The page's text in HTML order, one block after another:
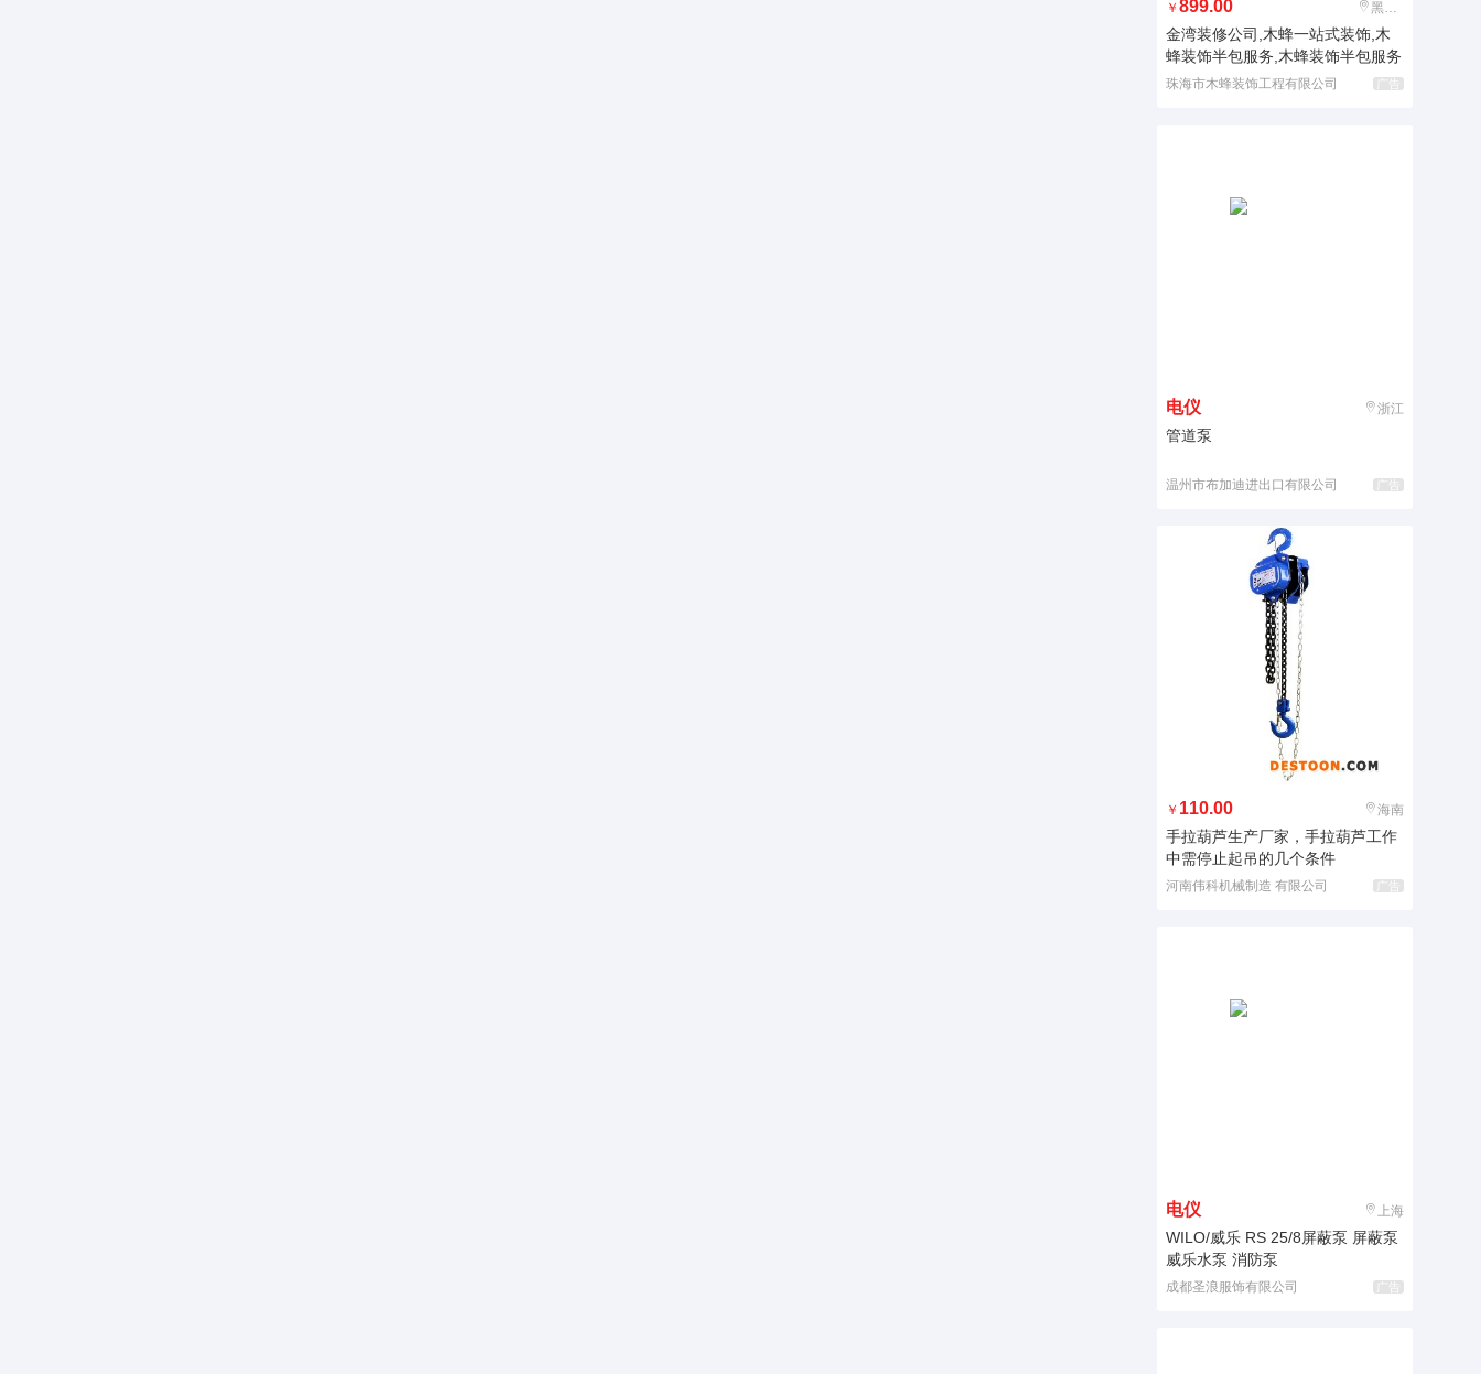
￥ 899.00 黑龙江
金湾装修公司,木蜂一站式装饰,木
蜂装饰半包服务,木蜂装饰半包服务
珠海市木蜂装饰工程有限公司 广告
电仪 浙江
管道泵
温州市布加迪进出口有限公司 广告
￥ 110.00 海南
手拉葫芦生产厂家，手拉葫芦工作
中需停止起吊的几个条件
河南伟科机械制造 有限公司 广告
电仪 上海
WILO/威乐 RS 25/8屏蔽泵 屏蔽泵
威乐水泵 消防泵
成都圣浪服饰有限公司 广告